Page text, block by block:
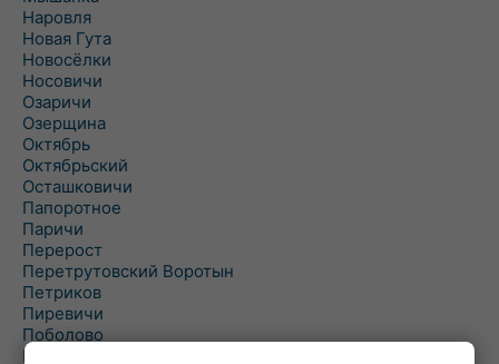
Наровля
Новая Гута
Новосёлки
Носовичи
Озаричи
Озерщина
Октябрь
Октябрьский
Осташковичи
Папоротное
Паричи
Перерост
Перетрутовский Воротын
Петриков
Пиревичи
Поболово
Поколюбичи